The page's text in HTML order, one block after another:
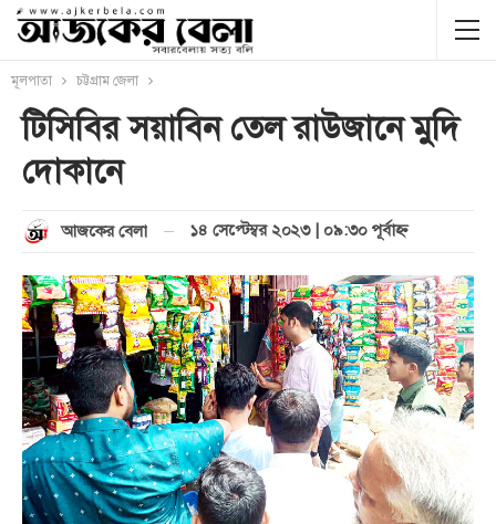
মূলপাতা চট্টগ্রাম জেলা
টিসিবির সয়াবিন তেল রাউজানে মুদি
দোকানে
আজকের বেলা ১৪ সেপ্টেম্বর ২০২৩ | ০৯:৩০ পূর্বাহ্ণ